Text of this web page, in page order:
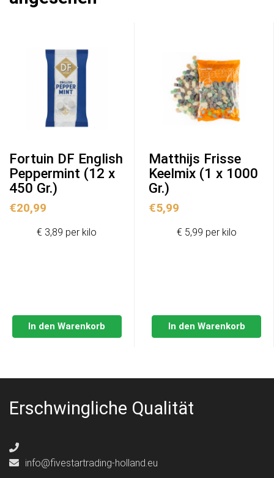
Fortuin DF English
Peppermint (12 x
450 Gr.)
€20,99
In den Warenkorb
€ 3,89 per kilo
Matthijs Frisse
Keelmix (1 x 1000
Gr.)
€5,99
In den Warenkorb
€ 5,99 per kilo
Erschwingliche Qualität
info@fivestartrading-holland.eu